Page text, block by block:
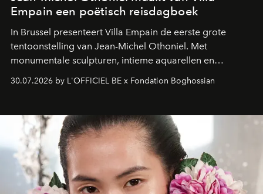
Empain een poëtisch reisdagboek
In Brussel presenteert Villa Empain de eerste grote
tentoonstelling van Jean-Michel Othoniel. Met
monumentale sculpturen, intieme aquarellen en
fonkelend Murano-glas creëert de Franse kunstenaar
een emotionele reis waarin elk werk de herinnering
moment van verwondering.
30.07.2026 by L'OFFICIEL BE x Fondation Boghossian